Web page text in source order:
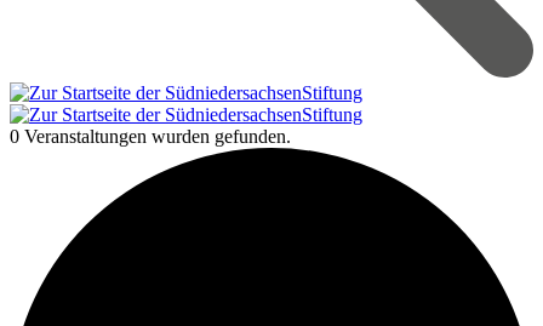
0 Veranstaltungen wurden gefunden.